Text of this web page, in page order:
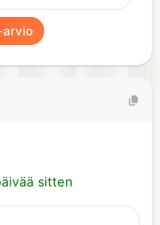
arvio
sitten